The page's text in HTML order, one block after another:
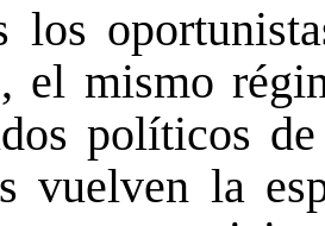
los
el mismo
políticos
vuelven la